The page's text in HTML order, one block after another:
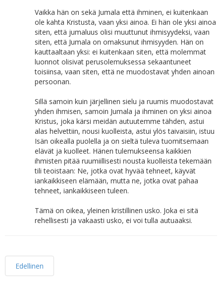
Vaikka hän on sekä Jumala että ihminen, ei kuitenkaan
ole kahta Kristusta, vaan yksi ainoa. Ei hän ole yksi ainoa
siten, että jumaluus olisi muuttunut ihmisyydeksi, vaan
siten, että Jumala on omaksunut ihmisyyden. Hän on
kauttaaltaan yksi: ei kuitenkaan siten, että molemmat
luonnot olisivat perusolemuksessa sekaantuneet
toisiinsa, vaan siten, että ne muodostavat yhden ainoan
persoonan.
Sillä samoin kuin järjellinen sielu ja ruumis muodostavat
yhden ihmisen, samoin Jumala ja ihminen on yksi ainoa
Kristus, joka kärsi meidän autuutemme tähden, astui
alas helvettiin, nousi kuolleista, astui ylös taivaisiin, istuu
Isän oikealla puolella ja on sieltä tuleva tuomitsemaan
elävät ja kuolleet. Hänen tulemukseensa kaikkien
ihmisten pitää ruumiillisesti nousta kuolleista tekemään
tili teoistaan: Ne, jotka ovat hyvää tehneet, käyvät
iankaikkiseen elämään, mutta ne, jotka ovat pahaa
tehneet, iankaikkiseen tuleen.
Tämä on oikea, yleinen kristillinen usko. Joka ei sitä
rehellisesti ja vakaasti usko, ei voi tulla autuaaksi.
Edellinen